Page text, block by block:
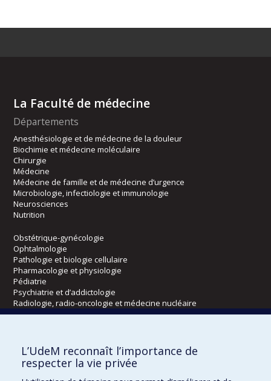
La Faculté de médecine
Départements
Anesthésiologie et de médecine de la douleur
Biochimie et médecine moléculaire
Chirurgie
Médecine
Médecine de famille et de médecine d’urgence
Microbiologie, infectiologie et immunologie
Neurosciences
Nutrition
Obstétrique-gynécologie
Ophtalmologie
Pathologie et biologie cellulaire
Pharmacologie et physiologie
Pédiatrie
Psychiatrie et d’addictologie
Radiologie, radio-oncologie et médecine nucléaire
Écoles
Kinésiologie et des sciences de l’activité physique
Orthophonie et audiologie
L’UdeM reconnaît l’importance de
respecter la vie privée